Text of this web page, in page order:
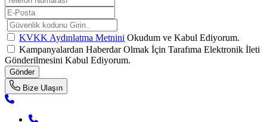
KVKK Aydınlatma Metnini Okudum ve Kabul Ediyorum.
Kampanyalardan Haberdar Olmak İçin Tarafıma Elektronik İleti
Gönderilmesini Kabul Ediyorum.
Gönder
Bize Ulaşın